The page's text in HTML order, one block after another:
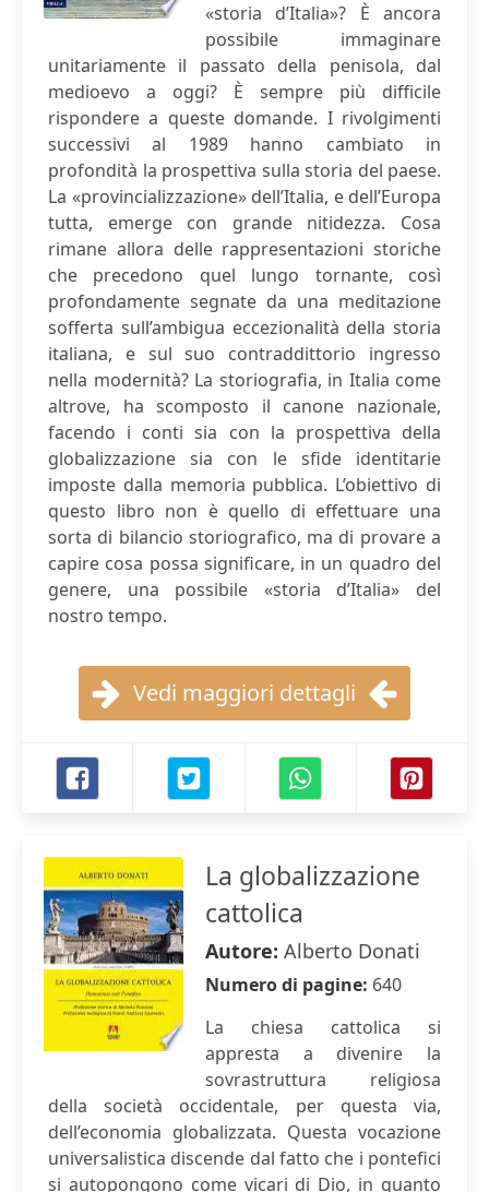
«storia d’Italia»? È ancora
possibile immaginare
unitariamente il passato della penisola, dal
medioevo a oggi? È sempre più difficile
rispondere a queste domande. I rivolgimenti
successivi al 1989 hanno cambiato in
profondità la prospettiva sulla storia del paese.
La «provincializzazione» dell’Italia, e dell’Europa
tutta, emerge con grande nitidezza. Cosa
rimane allora delle rappresentazioni storiche
che precedono quel lungo tornante, così
profondamente segnate da una meditazione
sofferta sull’ambigua eccezionalità della storia
italiana, e sul suo contraddittorio ingresso
nella modernità? La storiografia, in Italia come
altrove, ha scomposto il canone nazionale,
facendo i conti sia con la prospettiva della
globalizzazione sia con le sfide identitarie
imposte dalla memoria pubblica. L’obiettivo di
questo libro non è quello di effettuare una
sorta di bilancio storiografico, ma di provare a
capire cosa possa significare, in un quadro del
genere, una possibile «storia d’Italia» del
nostro tempo.
Vedi maggiori dettagli
La globalizzazione
cattolica
Autore: Alberto Donati
Numero di pagine: 640
La chiesa cattolica si
appresta a divenire la
sovrastruttura religiosa
della società occidentale, per questa via,
dell’economia globalizzata. Questa vocazione
universalistica discende dal fatto che i pontefici
si autopongono come vicari di Dio, in quanto